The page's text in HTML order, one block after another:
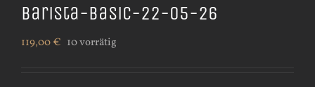
Barista-Basic-22-05-26
119,00€ 10 vorrätig